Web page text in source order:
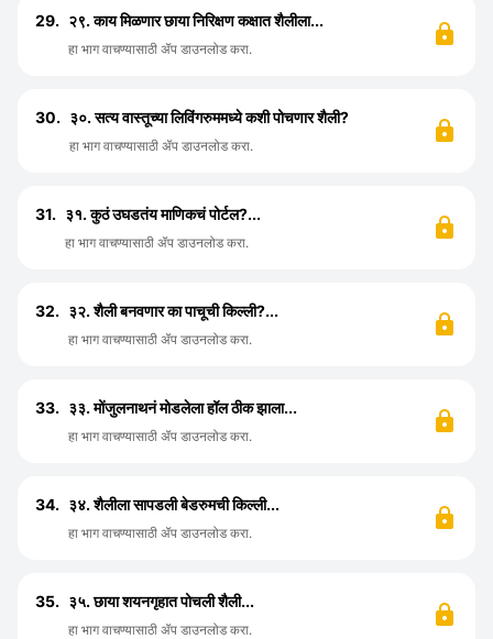
29. २९. काय मिळणार छाया निरिक्षण कक्षात शैलीला...
हा भाग वाचण्यासाठी ॲप डाउनलोड करा.
30. ३०. सत्य वास्तूच्या लिविंगरुममध्ये कशी पोचणार शैली?
हा भाग वाचण्यासाठी ॲप डाउनलोड करा.
31. ३१. कुठं उघडतंय माणिकचं पोर्टल?...
हा भाग वाचण्यासाठी ॲप डाउनलोड करा.
32. ३२. शैली बनवणार का पाचूची किल्ली?...
हा भाग वाचण्यासाठी ॲप डाउनलोड करा.
33. ३३. मोंजुलनाथनं मोडलेला हॉल ठीक झाला...
हा भाग वाचण्यासाठी ॲप डाउनलोड करा.
34. ३४. शैलीला सापडली बेडरुमची किल्ली...
हा भाग वाचण्यासाठी ॲप डाउनलोड करा.
35. ३५. छाया शयनगृहात पोचली शैली...
हा भाग वाचण्यासाठी ॲप डाउनलोड करा.